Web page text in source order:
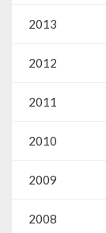
2013
2012
2011
2010
2009
2008